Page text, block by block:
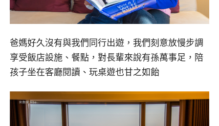
爸媽好久沒有與我們同行出遊，我們刻意放慢步調
享受飯店設施、餐點，對長輩來說有孫萬事足，陪
孩子坐在客廳閱讀、玩桌遊也甘之如飴